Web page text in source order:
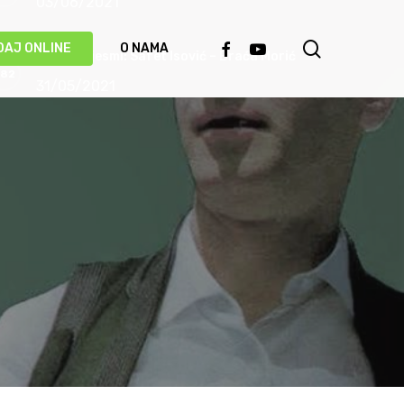
ONLINE O NAMA FACEBOOKYOUTUBE
Priča o pjesmi: Safet Isović – Braća Morić
Ismet Polovina u duhu najboljih sevdalinki
predstavio novu pjesmu “Kažu vrijedi čekati”
Behka i Ljuca – Čivija je čivija (VIDEO)
17/05/2021
Damir Imamović proglašen najboljim
umjetnikom Evrope!